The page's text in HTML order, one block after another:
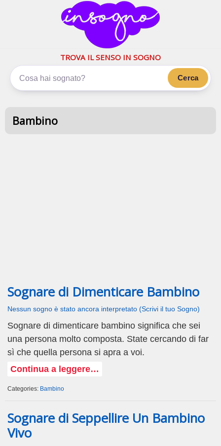
inSogno.com
I sogni significano di piùTROVA IL SENSO IN SOGNO
Cerca
Bambino
Sognare di Dimenticare Bambino
Nessun sogno è stato ancora interpretato (Scrivi il tuo Sogno)
Sognare di dimenticare bambino significa che sei
una persona molto composta. State cercando di far
sì che quella persona si apra a voi.
Continua a leggere…
Categories: Bambino
Sognare di Seppellire Un Bambino
Vivo